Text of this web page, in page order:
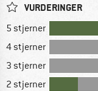
VURDERINGER
5 stjerner
4 stjerner
3 stjerner
2 stjerner